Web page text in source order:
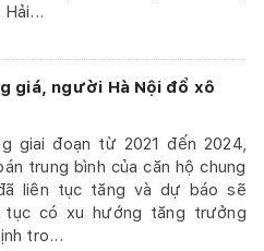
Hải...
giá, người Hà Nội đổ xô
giai đoạn từ 2021 đến 2024,
trung bình của căn hộ chung
liên tục tăng và dự báo sẽ
tục có xu hướng tăng trưởng
tro...